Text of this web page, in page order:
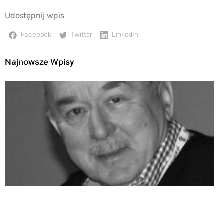
Udostępnij wpis
Facebook Twitter LinkedIn
Najnowsze Wpisy